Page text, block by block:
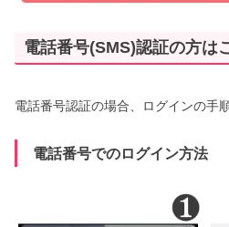
電話番号(SMS)認証の方は
電話番号認証の場合、ログインの手
電話番号でのログイン方法